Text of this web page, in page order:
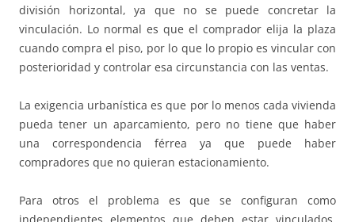
división horizontal, ya que no se puede concretar la
vinculación. Lo normal es que el comprador elija la plaza
cuando compra el piso, por lo que lo propio es vincular con
posterioridad y controlar esa circunstancia con las ventas.
La exigencia urbanística es que por lo menos cada vivienda
pueda tener un aparcamiento, pero no tiene que haber
una correspondencia férrea ya que puede haber
compradores que no quieran estacionamiento.
Para otros el problema es que se configuran como